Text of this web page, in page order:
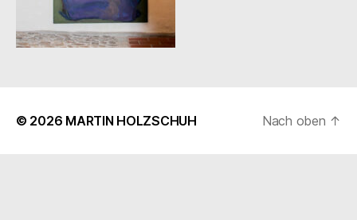
© 2026 MARTIN HOLZSCHUH Nach oben ↑